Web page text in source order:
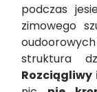
podczas
zimowego
struktura